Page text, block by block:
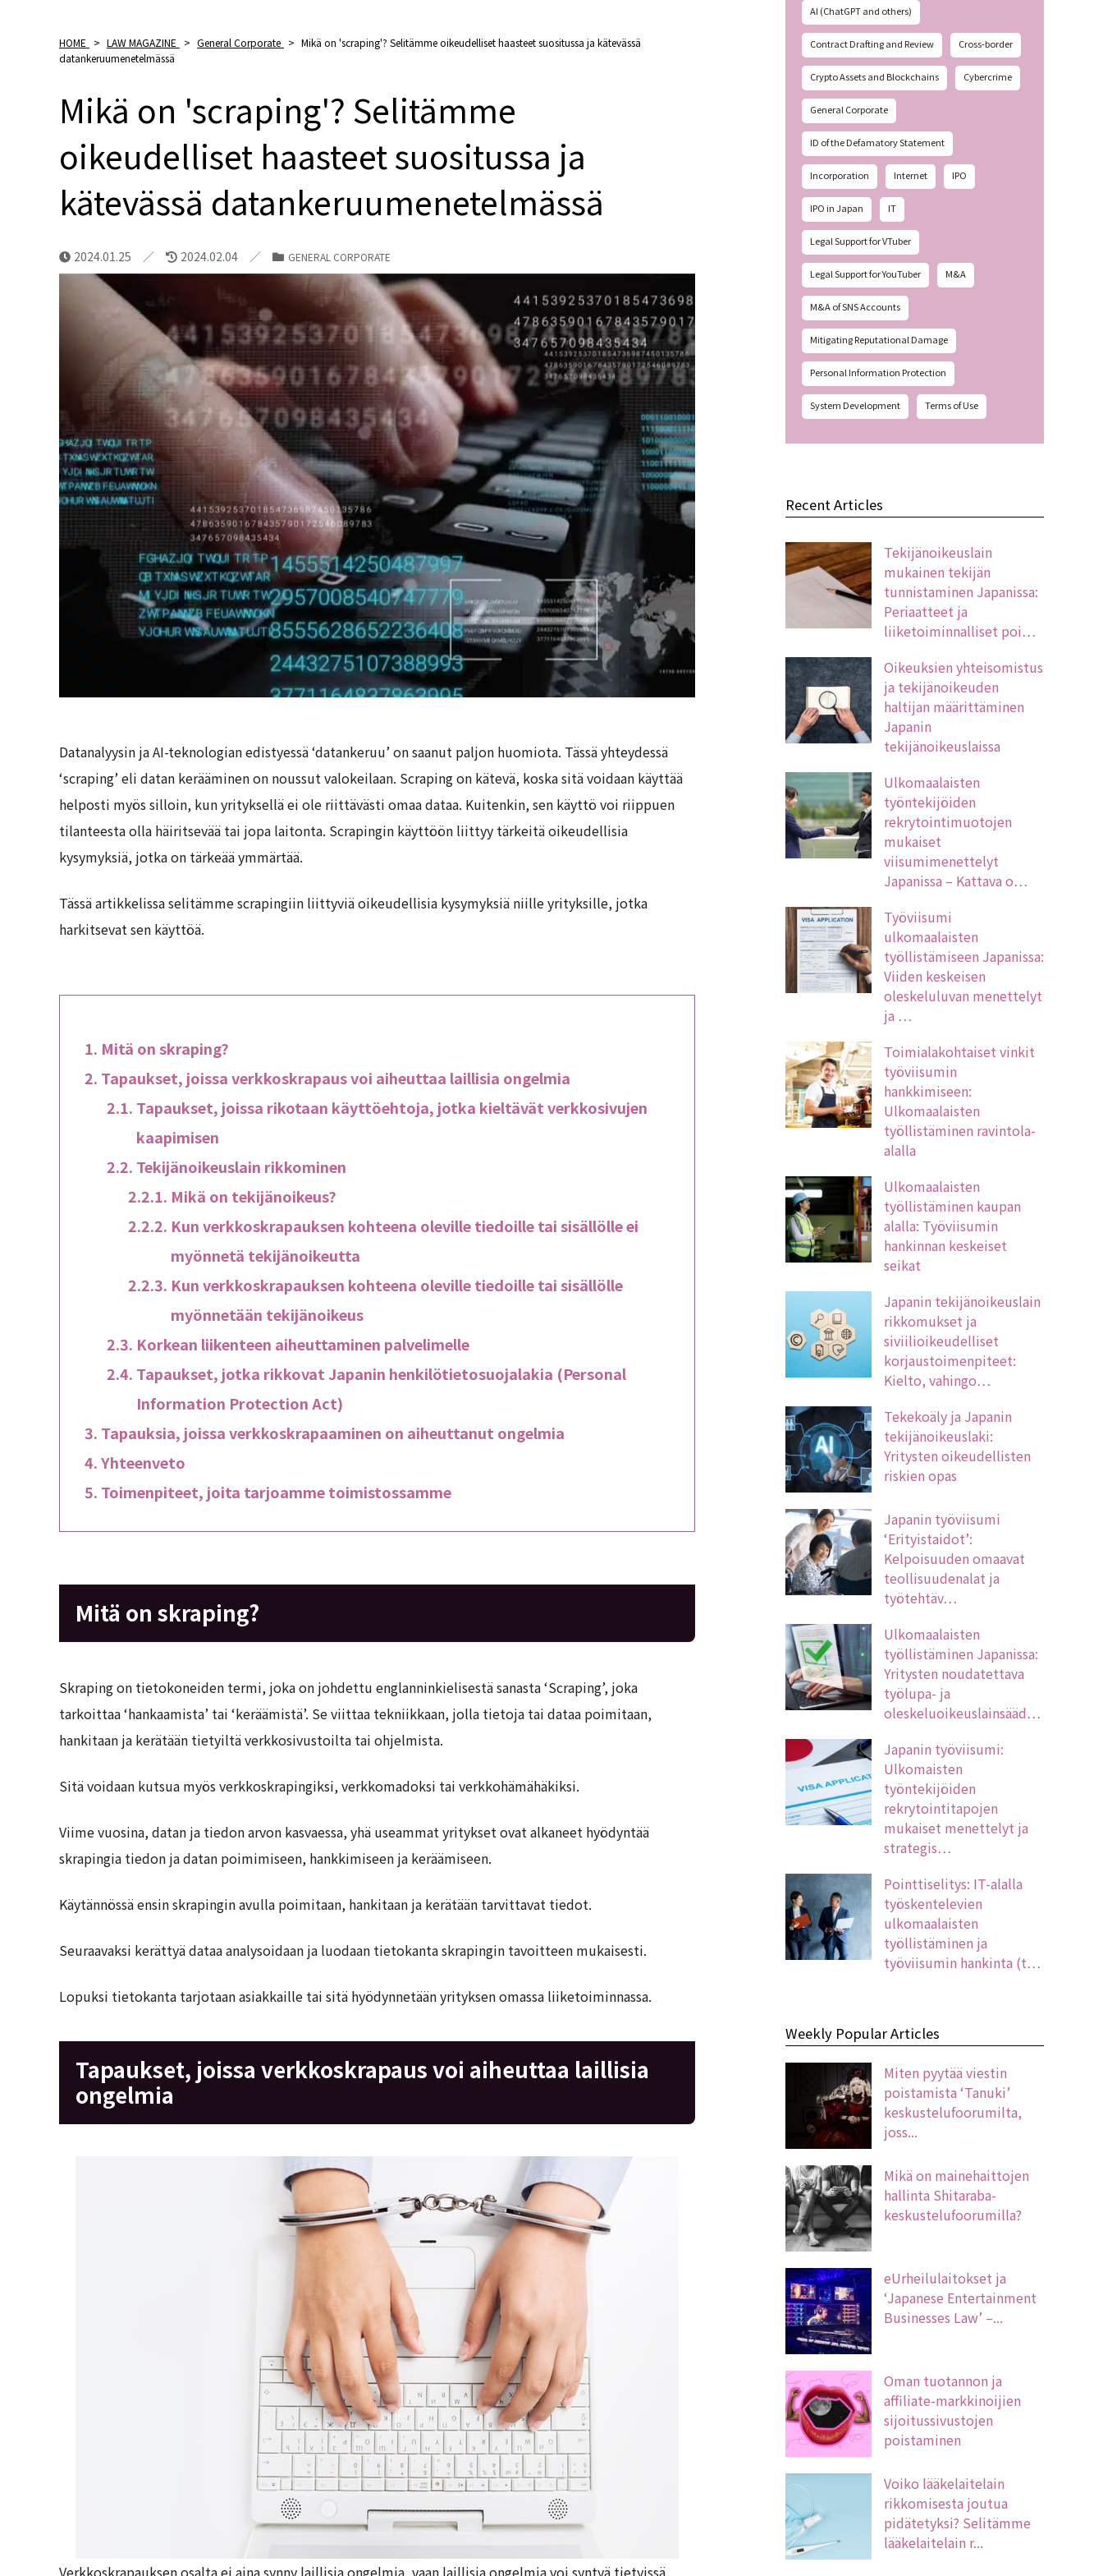
HOME > LAW MAGAZINE > General Corporate > Mikä on 'scraping'? Selitämme oikeudelliset haasteet suositussa ja kätevässä
datankeruumenetelmässä
Mikä on 'scraping'? Selitämme
oikeudelliset haasteet suositussa ja
kätevässä datankeruumenetelmässä
2024.01.25 2024.02.04 GENERAL CORPORATE
Datanalyysin ja AI-teknologian edistyessä ‘datankeruu’ on saanut paljon huomiota. Tässä yhteydessä
‘scraping’ eli datan kerääminen on noussut valokeilaan. Scraping on kätevä, koska sitä voidaan käyttää
helposti myös silloin, kun yrityksellä ei ole riittävästi omaa dataa. Kuitenkin, sen käyttö voi riippuen
tilanteesta olla häiritsevää tai jopa laitonta. Scrapingin käyttöön liittyy tärkeitä oikeudellisia
kysymyksiä, jotka on tärkeää ymmärtää.
Tässä artikkelissa selitämme scrapingiin liittyviä oikeudellisia kysymyksiä niille yrityksille, jotka
harkitsevat sen käyttöä.
Mitä on skraping?
Tapaukset, joissa verkkoskrapaus voi aiheuttaa laillisia ongelmia
Tapaukset, joissa rikotaan käyttöehtoja, jotka kieltävät verkkosivujen
kaapimisen
Tekijänoikeuslain rikkominen
Mikä on tekijänoikeus?
Kun verkkoskrapauksen kohteena oleville tiedoille tai sisällölle ei
myönnetä tekijänoikeutta
Kun verkkoskrapauksen kohteena oleville tiedoille tai sisällölle
myönnetään tekijänoikeus
Korkean liikenteen aiheuttaminen palvelimelle
Tapaukset, jotka rikkovat Japanin henkilötietosuojalakia (Personal
Information Protection Act)
Tapauksia, joissa verkkoskrapaaminen on aiheuttanut ongelmia
Yhteenveto
Toimenpiteet, joita tarjoamme toimistossamme
Mitä on skraping?
Skraping on tietokoneiden termi, joka on johdettu englanninkielisestä sanasta ‘Scraping’, joka
tarkoittaa ‘hankaamista’ tai ‘keräämistä’. Se viittaa tekniikkaan, jolla tietoja tai dataa poimitaan,
hankitaan ja kerätään tietyiltä verkkosivustoilta tai ohjelmista.
Sitä voidaan kutsua myös verkkoskrapingiksi, verkkomadoksi tai verkkohämähäkiksi.
Viime vuosina, datan ja tiedon arvon kasvaessa, yhä useammat yritykset ovat alkaneet hyödyntää
skrapingia tiedon ja datan poimimiseen, hankkimiseen ja keräämiseen.
Käytännössä ensin skrapingin avulla poimitaan, hankitaan ja kerätään tarvittavat tiedot.
Seuraavaksi kerättyä dataa analysoidaan ja luodaan tietokanta skrapingin tavoitteen mukaisesti.
Lopuksi tietokanta tarjotaan asiakkaille tai sitä hyödynnetään yrityksen omassa liiketoiminnassa.
Tapaukset, joissa verkkoskrapaus voi aiheuttaa laillisia
ongelmia
Verkkoskrapauksen osalta ei aina synny laillisia ongelmia, vaan laillisia ongelmia voi syntyä tietyissä
AI (ChatGPT and others)
Contract Drafting and Review Cross-border
Crypto Assets and Blockchains Cybercrime
General Corporate
ID of the Defamatory Statement
Incorporation Internet IPO
IPO in Japan IT
Legal Support for VTuber
Legal Support for YouTuber M&A
M&A of SNS Accounts
Mitigating Reputational Damage
Personal Information Protection
System Development Terms of Use
Recent Articles
Tekijänoikeuslain
mukainen tekijän
tunnistaminen Japanissa:
Periaatteet ja
liiketoiminnalliset poi…
Oikeuksien yhteisomistus
ja tekijänoikeuden
haltijan määrittäminen
Japanin
tekijänoikeuslaissa
Ulkomaalaisten
työntekijöiden
rekrytointimuotojen
mukaiset
viisumimenettelyt
Japanissa – Kattava o…
Työviisumi
ulkomaalaisten
työllistämiseen Japanissa:
Viiden keskeisen
oleskeluluvan menettelyt
ja …
Toimialakohtaiset vinkit
työviisumin
hankkimiseen:
Ulkomaalaisten
työllistäminen ravintola-
alalla
Ulkomaalaisten
työllistäminen kaupan
alalla: Työviisumin
hankinnan keskeiset
seikat
Japanin tekijänoikeuslain
rikkomukset ja
siviilioikeudelliset
korjaustoimenpiteet:
Kielto, vahingo…
Tekekoäly ja Japanin
tekijänoikeuslaki:
Yritysten oikeudellisten
riskien opas
Japanin työviisumi
‘Erityistaidot’:
Kelpoisuuden omaavat
teollisuudenalat ja
työtehtäv…
Ulkomaalaisten
työllistäminen Japanissa:
Yritysten noudatettava
työlupa- ja
oleskeluoikeuslainsääd…
Japanin työviisumi:
Ulkomaisten
työntekijöiden
rekrytointitapojen
mukaiset menettelyt ja
strategis…
Pointtiselitys: IT-alalla
työskentelevien
ulkomaalaisten
työllistäminen ja
työviisumin hankinta (t…
Weekly Popular Articles
Miten pyytää viestin
poistamista ‘Tanuki’
keskustelufoorumilta,
joss...
Mikä on mainehaittojen
hallinta Shitaraba-
keskustelufoorumilla?
eUrheilulaitokset ja
‘Japanese Entertainment
Businesses Law’ –...
Oman tuotannon ja
affiliate-markkinoijien
sijoitussivustojen
poistaminen
Voiko lääkelaitelain
rikkomisesta joutua
pidätetyksi? Selitämme
lääkelaitelain r...